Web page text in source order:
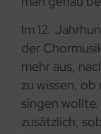
Im 12.
der
mehr aus,
zu wissen,
singen
zusätzlich,